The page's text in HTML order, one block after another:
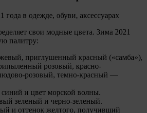
в одежде, обуви, аксессуарах
свои модные цвета. Зима 2021
палитру:
приглушенный красный («самба»),
розовый, красно-
розовый, темно-красный —
синий и цвет морской волны.
зеленый и черно-зеленый.
и оттенок желтого, получивший